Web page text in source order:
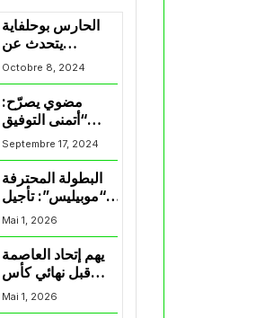
الحارس بوحلفاية
يتحدث عن
طموحاته مع
المنتخب و شباب
قسنطينة
Octobre 8, 2024
مضوي يصرّح:
“أتمنى التوفيق
لممثلي الكرة
الجزائرية في
Septembre 17, 2024
البطولة المحترفة
“موبيليس”: تأجيل
مباراة إتحاد
العاصمة وأتلتيك
بارادو
Mai 1, 2026
يهم إتحاد العاصمة
قبل نهائي كأس
اكاف : الزمالك
يسقط بثلاثية أمام
Mai 1, 2026